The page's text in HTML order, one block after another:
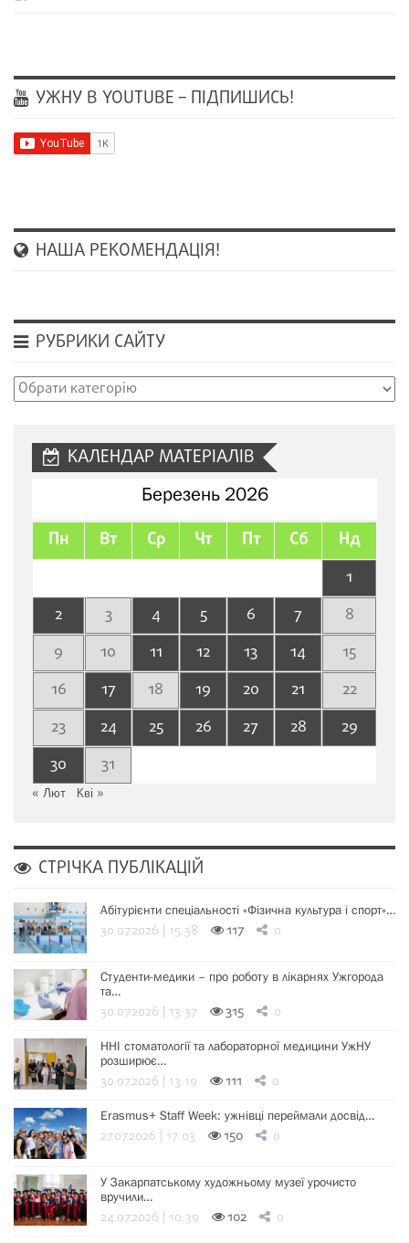
УЖНУ В YOUTUBE – ПІДПИШИСЬ!
НАША РЕКОМЕНДАЦІЯ!
РУБРИКИ САЙТУ
Рубрики
КАЛЕНДАР МАТЕРІАЛІВ
Березень 2026
Пн Вт Ср Чт Пт Сб Нд
1
2
3 4 5 6 7
8
9
10 11 12 13 14
15
16
17 18 19 20 21
22
23
24 25 26 27 28
29
30
31
« Лют Кві »
СТРІЧКА ПУБЛІКАЦІЙ
Абітурієнти спеціальності «Фізична культура і спорт»…
30.07.2026 | 15:38 117 0
Студенти-медики – про роботу в лікарнях Ужгорода
та…
30.07.2026 | 13:37 315 0
ННІ стоматології та лабораторної медицини УжНУ
розширює…
30.07.2026 | 13:19 111 0
Erasmus+ Staff Week: ужнівці переймали досвід…
27.07.2026 | 17:03 150 0
У Закарпатському художньому музеї урочисто
вручили…
24.07.2026 | 10:39 102 0